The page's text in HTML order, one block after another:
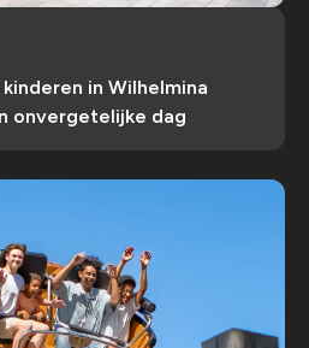
in Wilhelmina
onvergetelijke dag